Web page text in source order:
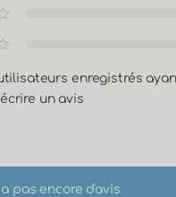
enregistrés
un avis
a pas encore d'avis